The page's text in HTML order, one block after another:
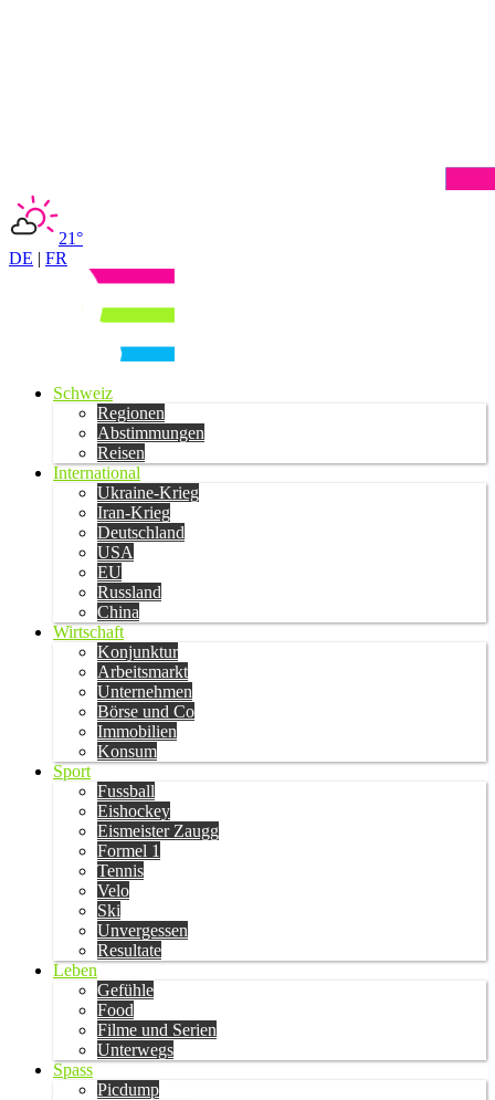
21°
DE | FR
Schweiz
Regionen
Abstimmungen
Reisen
International
Ukraine-Krieg
Iran-Krieg
Deutschland
USA
EU
Russland
China
Wirtschaft
Konjunktur
Arbeitsmarkt
Unternehmen
Börse und Co
Immobilien
Konsum
Sport
Fussball
Eishockey
Eismeister Zaugg
Formel 1
Tennis
Velo
Ski
Unvergessen
Resultate
Leben
Gefühle
Food
Filme und Serien
Unterwegs
Spass
Picdump